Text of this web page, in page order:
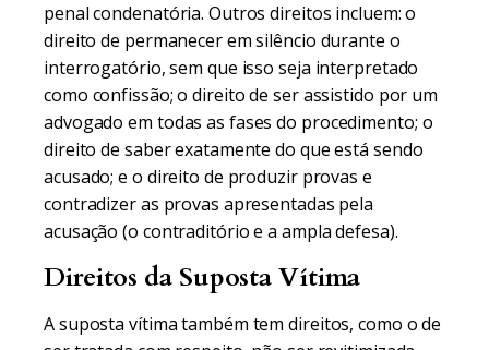
penal condenatória. Outros direitos incluem: o
direito de permanecer em silêncio durante o
interrogatório, sem que isso seja interpretado
como confissão; o direito de ser assistido por um
advogado em todas as fases do procedimento; o
direito de saber exatamente do que está sendo
acusado; e o direito de produzir provas e
contradizer as provas apresentadas pela
acusação (o contraditório e a ampla defesa).
Direitos da Suposta Vítima
A suposta vítima também tem direitos, como o de